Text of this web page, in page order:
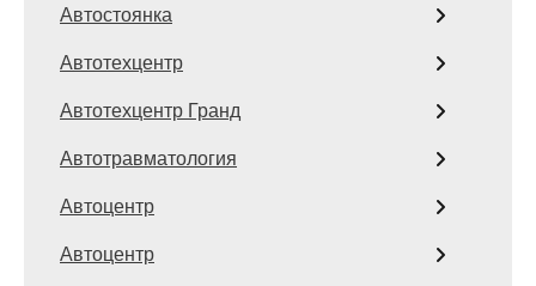
Автостоянка
Автотехцентр
Автотехцентр Гранд
Автотравматология
Автоцентр
Автоцентр